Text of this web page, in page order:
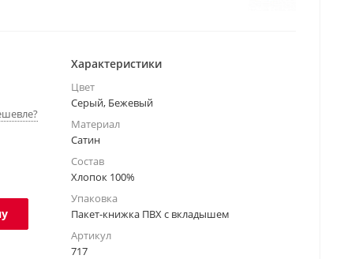
Характеристики
Цвет
Серый, Бежевый
Материал
Сатин
Состав
Хлопок 100%
Упаковка
Пакет-книжка ПВХ с вкладышем
Артикул
717